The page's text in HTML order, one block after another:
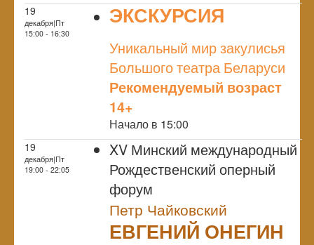
19
декабря|Пт
15:00 - 16:30
ЭКСКУРСИЯ
Уникальный мир закулисья
Большого театра Беларуси
Рекомендуемый возраст
14+
Начало в 15:00
19
декабря|Пт
19:00 - 22:05
XV Минский международный
Рождественский оперный
форум
Петр Чайковский
ЕВГЕНИЙ ОНЕГИН